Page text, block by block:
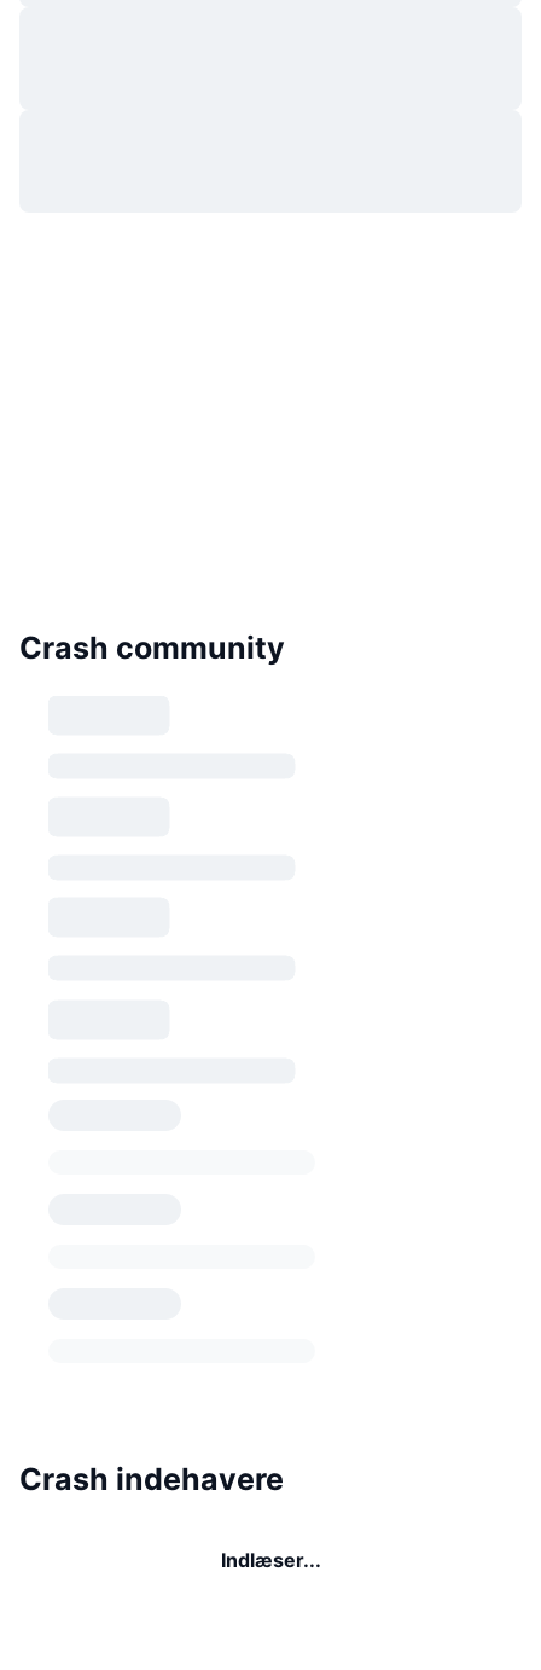
Crash community
Crash indehavere
Indlæser...